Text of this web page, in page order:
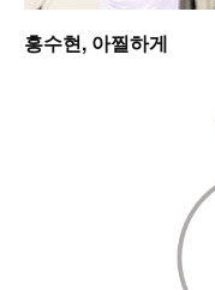
홍수현, 아찔하게